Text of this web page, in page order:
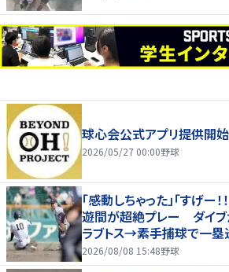
球心会公式アプリ提供開始
2026/05/27 00:00野球
「感動しちゃった」「すげー
遊間が超絶プレー ダイブ
ラブトス→素手捕球で一
2026/08/08 15:48野球